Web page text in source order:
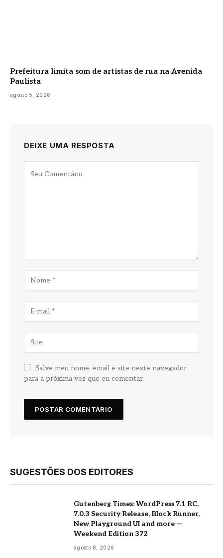
Prefeitura limita som de artistas de rua na Avenida
Paulista
agosto 5, 2026
DEIXE UMA RESPOSTA
Salve meu nome, email e site neste navegador
para a próxima vez que eu comentar.
SUGESTÕES DOS EDITORES
Gutenberg Times: WordPress 7.1 RC,
7.0.3 Security Release, Block Runner,
New Playground UI and more —
Weekend Edition 372
agosto 8, 2026